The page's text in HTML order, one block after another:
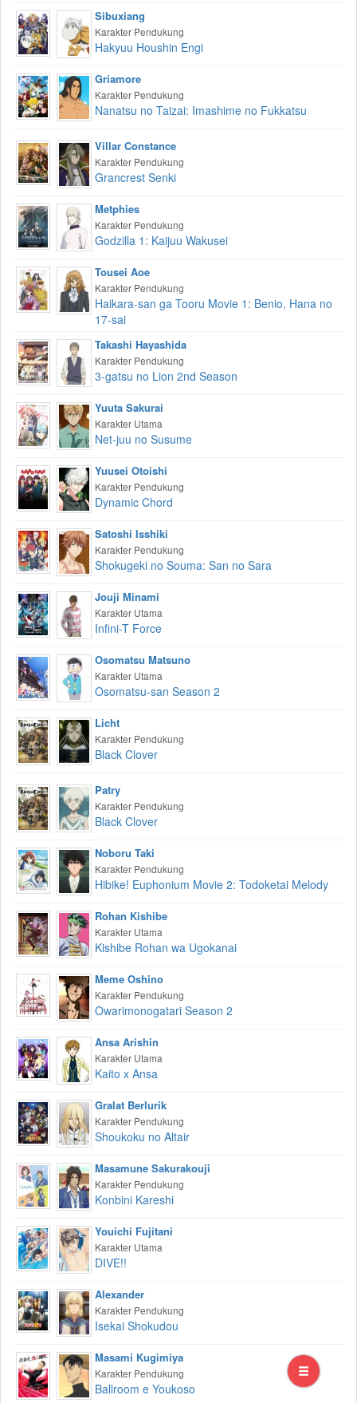
Sibuxiang
Karakter Pendukung
Hakyuu Houshin Engi
Griamore
Karakter Pendukung
Nanatsu no Taizai: Imashime no Fukkatsu
Villar Constance
Karakter Pendukung
Grancrest Senki
Metphies
Karakter Pendukung
Godzilla 1: Kaijuu Wakusei
Tousei Aoe
Karakter Pendukung
Haikara-san ga Tooru Movie 1: Benio, Hana no
17-sai
Takashi Hayashida
Karakter Pendukung
3-gatsu no Lion 2nd Season
Yuuta Sakurai
Karakter Utama
Net-juu no Susume
Yuusei Otoishi
Karakter Pendukung
Dynamic Chord
Satoshi Isshiki
Karakter Pendukung
Shokugeki no Souma: San no Sara
Jouji Minami
Karakter Utama
Infini-T Force
Osomatsu Matsuno
Karakter Utama
Osomatsu-san Season 2
Licht
Karakter Pendukung
Black Clover
Patry
Karakter Pendukung
Black Clover
Noboru Taki
Karakter Pendukung
Hibike! Euphonium Movie 2: Todoketai Melody
Rohan Kishibe
Karakter Utama
Kishibe Rohan wa Ugokanai
Meme Oshino
Karakter Pendukung
Owarimonogatari Season 2
Ansa Arishin
Karakter Utama
Kaito x Ansa
Gralat Berlurik
Karakter Pendukung
Shoukoku no Altair
Masamune Sakurakouji
Karakter Pendukung
Konbini Kareshi
Youichi Fujitani
Karakter Utama
DIVE!!
Alexander
Karakter Pendukung
Isekai Shokudou
Masami Kugimiya
Karakter Pendukung
Ballroom e Youkoso